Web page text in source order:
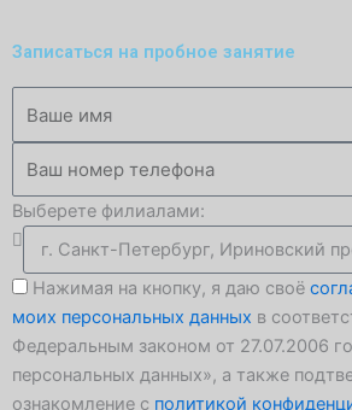
e
l
e
g
r
a
k h
a
t
s
a
p
Записаться на пробное занятие
Выберете филиалами:
Филиал
Согласие
Нажимая на кнопку, я даю своё
моих персональных данных в
Федеральным законом от 27.07.2006
персональных данных», а также
ознакомление с политикой